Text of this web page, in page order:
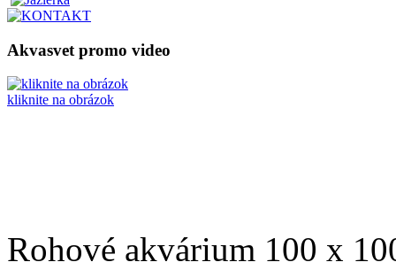
Akvasvet promo video
kliknite na obrázok
Rohové akvárium 100 x